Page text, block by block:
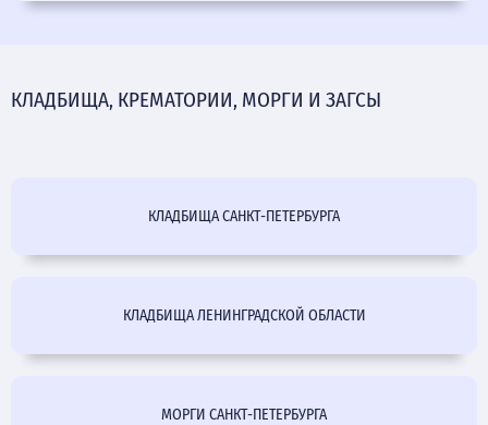
КЛАДБИЩА, КРЕМАТОРИИ, МОРГИ И ЗАГСЫ
КЛАДБИЩА САНКТ-ПЕТЕРБУРГА
КЛАДБИЩА ЛЕНИНГРАДСКОЙ ОБЛАСТИ
МОРГИ САНКТ-ПЕТЕРБУРГА